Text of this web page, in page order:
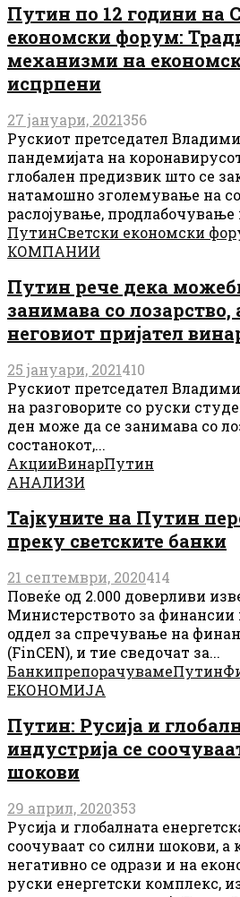
Путин по 12 години на
економски форум:
механизми на
исцрпени
27 јануари, 2021356
Рускиот претседател
пандемијата на
глобален предизвик што се
натамошно зголемување на
раслојување, продлабочување
ПутинСветски економски
КОМПАНИИ
Путин рече дека
занимава со лозарство,
неговиот пријател
25 јануари, 2021410
Рускиот претседател
на разговорите со руски
ден може да се занимава со
состанокот,...
АкцииВинарПутин
АНАЛИЗИ
Тајкуните на Путин
преку светските банки
21 септември, 2020414
Повеќе од 2.000 доверливи
Министерството за финансии
оддел за спречување на
(FinCEN), и тие сведочат за...
БанкипрепорачувамеПутин
ЕКОНОМИЈА
Путин: Русија и
индустрија се
шокови
29 април, 2020353
Русија и глобалната
соочуваат со силни шокови, а
негативно се одрази и на
руски енергетски комплекс,